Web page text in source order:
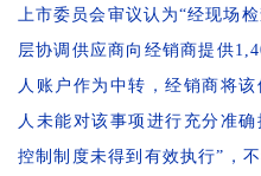
上市委员会审议认为“经现场
层协调供应商向经销商提供
人账户作为中转，经销商将
人未能对该事项进行充分准
控制制度未得到有效执行”，